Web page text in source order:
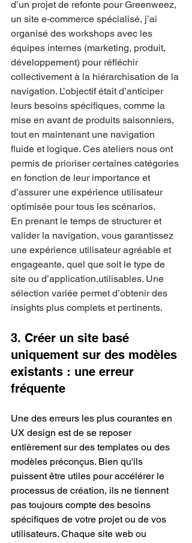
d’un projet de refonte pour Greenweez,
un site e-commerce spécialisé, j’ai
organisé des workshops avec les
équipes internes (marketing, produit,
développement) pour réfléchir
collectivement à la hiérarchisation de la
navigation. L’objectif était d’anticiper
leurs besoins spécifiques, comme la
mise en avant de produits saisonniers,
tout en maintenant une navigation
fluide et logique. Ces ateliers nous ont
permis de prioriser certaines catégories
en fonction de leur importance et
d’assurer une expérience utilisateur
optimisée pour tous les scénarios.
En prenant le temps de structurer et
valider la navigation, vous garantissez
une expérience utilisateur agréable et
engageante, quel que soit le type de
site ou d’application.utilisables. Une
sélection variée permet d’obtenir des
insights plus complets et pertinents.
3. Créer un site basé
uniquement sur des modèles
existants : une erreur
fréquente
Une des erreurs les plus courantes en
UX design est de se reposer
entièrement sur des templates ou des
modèles préconçus. Bien qu'ils
puissent être utiles pour accélérer le
processus de création, ils ne tiennent
pas toujours compte des besoins
spécifiques de votre projet ou de vos
utilisateurs. Chaque site web ou